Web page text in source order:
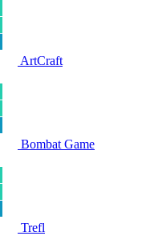
ArtCraft
Bombat Game
Trefl